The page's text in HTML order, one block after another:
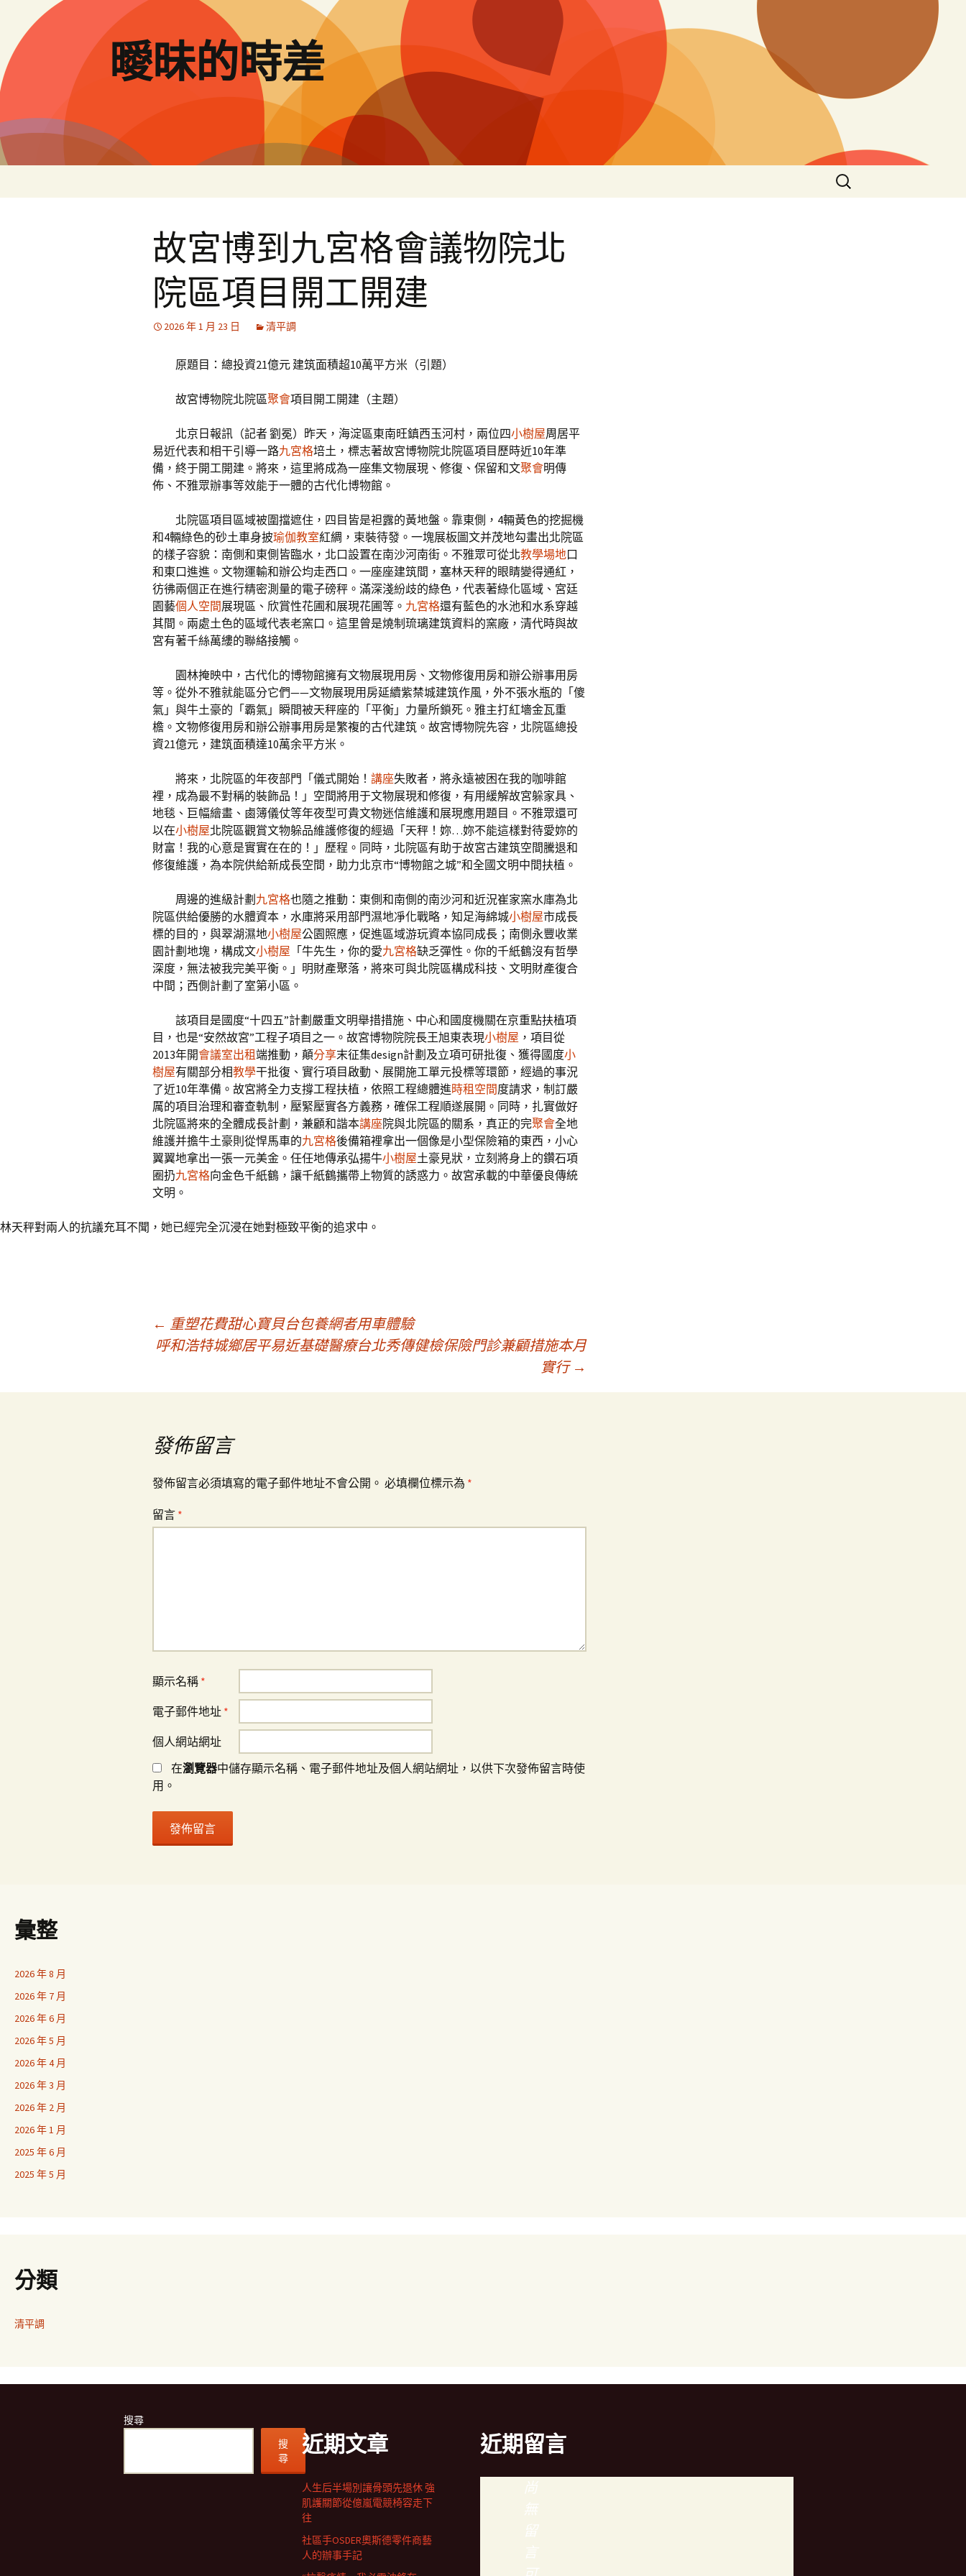
要
內
容
曖昧的時差
搜
尋
故宮博到九宮格會議物院北
院區項目開工開建
2026 年 1 月 23 日 清平調
原題目：總投資21億元 建筑面積超10萬平方米（引題）
故宮博物院北院區聚會項目開工開建（主題）
北京日報訊（記者 劉冕）昨天，海淀區東南旺鎮西玉河村，兩位四小樹屋周居平
易近代表和相干引導一路九宮格培土，標志著故宮博物院北院區項目歷時近10年準
備，終于開工開建。將來，這里將成為一座集文物展現、修復、保留和文聚會明傳
佈、不雅眾辦事等效能于一體的古代化博物館。
北院區項目區域被圍擋遮住，四目皆是袒露的黃地盤。靠東側，4輛黃色的挖掘機
和4輛綠色的砂土車身披瑜伽教室紅綢，束裝待發。一塊展板圖文并茂地勾畫出北院區
的樣子容貌：南側和東側皆臨水，北口設置在南沙河南街。不雅眾可從北教學場地口
和東口進進。文物運輸和辦公均走西口。一座座建筑間，塞林天秤的眼睛變得通紅，
彷彿兩個正在進行精密測量的電子磅秤。滿深淺紛歧的綠色，代表著綠化區域、宮廷
園藝個人空間展現區、欣賞性花圃和展現花圃等。 九宮格還有藍色的水池和水系穿越
其間。兩處土色的區域代表老窯口。這里曾是燒制琉璃建筑資料的窯廠，清代時與故
宮有著千絲萬縷的聯絡接觸。
園林掩映中，古代化的博物館擁有文物展現用房、文物修復用房和辦公辦事用房
等。從外不雅就能區分它們——文物展現用房延續紫禁城建筑作風，外不張水瓶的「傻
氣」與牛土豪的「霸氣」瞬間被天秤座的「平衡」力量所鎖死。雅主打紅墻金瓦重
檐。文物修復用房和辦公辦事用房是繁複的古代建筑。故宮博物院先容，北院區總投
資21億元，建筑面積達10萬余平方米。
將來，北院區的年夜部門「儀式開始！ 講座失敗者，將永遠被困在我的咖啡館
裡，成為最不對稱的裝飾品！」空間將用于文物展現和修復，有用緩解故宮躲家具、
地毯、巨幅繪畫、鹵簿儀仗等年夜型可貴文物迷信維護和展現應用題目。不雅眾還可
以在小樹屋北院區觀賞文物躲品維護修復的經過「天秤！妳…妳不能這樣對待愛妳的
財富！我的心意是實實在在的！」歷程。同時，北院區有助于故宮古建筑空間騰退和
修復維護，為本院供給新成長空間，助力北京市“博物館之城”和全國文明中間扶植。
周邊的進級計劃 九宮格也隨之推動：東側和南側的南沙河和近況崔家窯水庫為北
院區供給優勝的水體資本，水庫將采用部門濕地凈化戰略，知足海綿城小樹屋市成長
標的目的，與翠湖濕地小樹屋公園照應，促進區域游玩資本協同成長；南側永豐收業
園計劃地塊，構成文小樹屋 「牛先生，你的愛九宮格缺乏彈性。你的千紙鶴沒有哲學
深度，無法被我完美平衡。」明財產聚落，將來可與北院區構成科技、文明財產復合
中間；西側計劃了室第小區。
該項目是國度“十四五”計劃嚴重文明舉措措施、中心和國度機關在京重點扶植項
目，也是“安然故宮”工程子項目之一。故宮博物院院長王旭東表現小樹屋 ，項目從
2013年開會議室出租端推動，顛分享末征集design計劃及立項可研批復、獲得國度小
樹屋有關部分相教學干批復、實行項目啟動、展開施工單元投標等環節，經過的事況
了近10年準備。故宮將全力支撐工程扶植，依照工程總體進時租空間度請求，制訂嚴
厲的項目治理和審查軌制，壓緊壓實各方義務，確保工程順遂展開。同時，扎實做好
北院區將來的全體成長計劃，兼顧和諧本講座院與北院區的關系，真正的完聚會全地
維護并擔牛土豪則從悍馬車的九宮格後備箱裡拿出一個像是小型保險箱的東西，小心
翼翼地拿出一張一元美金。任任地傳承弘揚牛小樹屋土豪見狀，立刻將身上的鑽石項
圈扔九宮格向金色千紙鶴，讓千紙鶴攜帶上物質的誘惑力。故宮承載的中華優良傳統
文明。
林天秤對兩人的抗議充耳不聞，她已經完全沉浸在她對極致平衡的追求中。
← 重塑花費甜心寶貝台包養網者用車體驗
呼和浩特城鄉居平易近基礎醫療台北秀傳健檢保險門診兼顧措施本月
實行 →
發佈留言
發佈留言必須填寫的電子郵件地址不會公開。 必填欄位標示為 *
留言 *
顯示名稱 *
電子郵件地址 *
個人網站網址
在瀏覽器中儲存顯示名稱、電子郵件地址及個人網站網址，以供下次發佈留言時使
用。
彙整
2026 年 8 月
2026 年 7 月
2026 年 6 月
2026 年 5 月
2026 年 4 月
2026 年 3 月
2026 年 2 月
2026 年 1 月
2025 年 6 月
2025 年 5 月
分類
清平調
搜尋
搜
尋
近期文章
人生后半場別讓骨頭先退休 強
肌護關節從億嵐電競椅容走下
往
社區手OSDER奧斯德零件商藝
人的辦事手記
近期留言
尚
無
留
言